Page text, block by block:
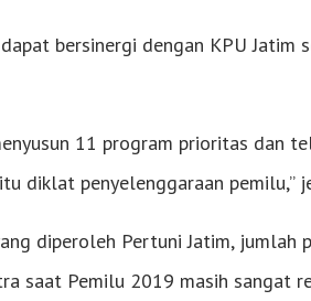
bersinergi dengan KPU Jatim
11 program prioritas dan
diklat penyelenggaraan pemilu,”
diperoleh Pertuni Jatim, jumlah
saat Pemilu 2019 masih sangat